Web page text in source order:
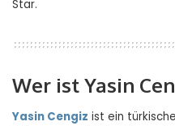
Star.
Wer ist Yasin
Yasin Cengiz ist ein